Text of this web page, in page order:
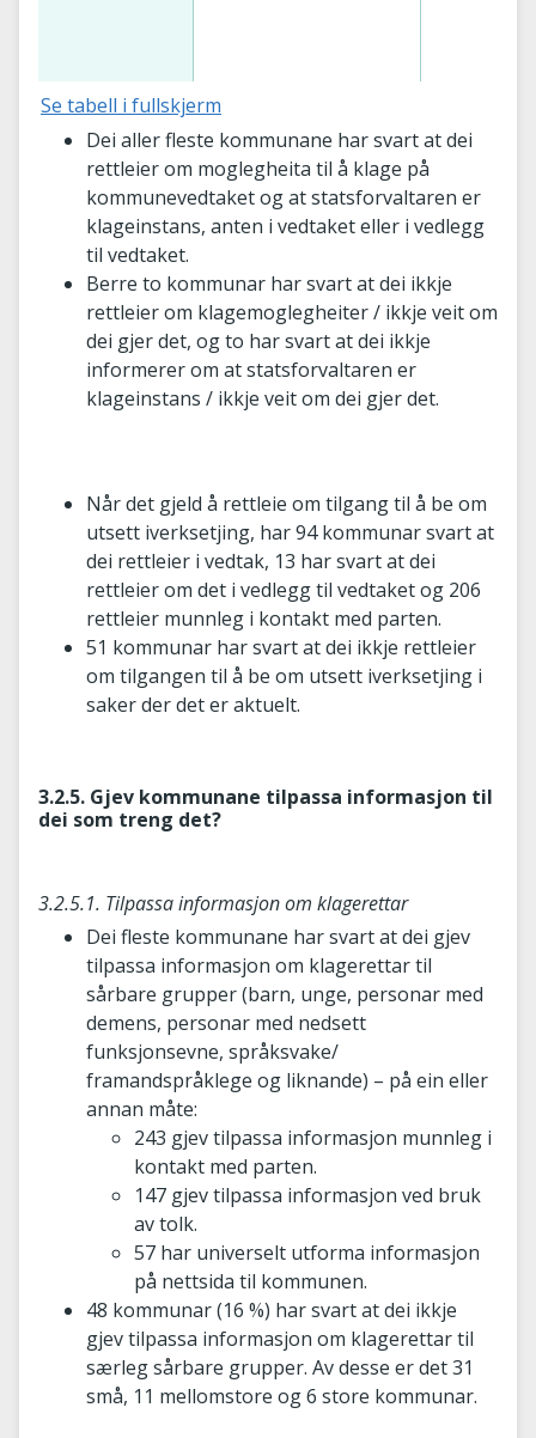
Se tabell i fullskjerm
Dei aller fleste kommunane har svart at dei
rettleier om moglegheita til å klage på
kommunevedtaket og at statsforvaltaren er
klageinstans, anten i vedtaket eller i vedlegg
til vedtaket.
Berre to kommunar har svart at dei ikkje
rettleier om klagemoglegheiter / ikkje veit om
dei gjer det, og to har svart at dei ikkje
informerer om at statsforvaltaren er
klageinstans / ikkje veit om dei gjer det.
Når det gjeld å rettleie om tilgang til å be om
utsett iverksetjing, har 94 kommunar svart at
dei rettleier i vedtak, 13 har svart at dei
rettleier om det i vedlegg til vedtaket og 206
rettleier munnleg i kontakt med parten.
51 kommunar har svart at dei ikkje rettleier
om tilgangen til å be om utsett iverksetjing i
saker der det er aktuelt.
3.2.5. Gjev kommunane tilpassa informasjon til
dei som treng det?
3.2.5.1. Tilpassa informasjon om klagerettar
Dei fleste kommunane har svart at dei gjev
tilpassa informasjon om klagerettar til
sårbare grupper (barn, unge, personar med
demens, personar med nedsett
funksjonsevne, språksvake/
framandspråklege og liknande) – på ein eller
annan måte:
243 gjev tilpassa informasjon munnleg i
kontakt med parten.
147 gjev tilpassa informasjon ved bruk
av tolk.
57 har universelt utforma informasjon
på nettsida til kommunen.
48 kommunar (16 %) har svart at dei ikkje
gjev tilpassa informasjon om klagerettar til
særleg sårbare grupper. Av desse er det 31
små, 11 mellomstore og 6 store kommunar.